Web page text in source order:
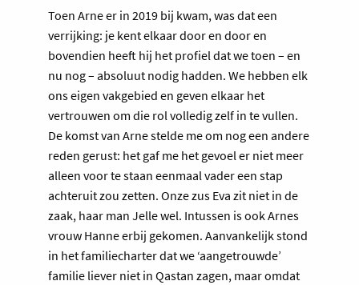
Toen Arne er in 2019 bij kwam, was dat een
verrijking: je kent elkaar door en door en
bovendien heeft hij het profiel dat we toen – en
nu nog – absoluut nodig hadden. We hebben elk
ons eigen vakgebied en geven elkaar het
vertrouwen om die rol volledig zelf in te vullen.
De komst van Arne stelde me om nog een andere
reden gerust: het gaf me het gevoel er niet meer
alleen voor te staan eenmaal vader een stap
achteruit zou zetten. Onze zus Eva zit niet in de
zaak, haar man Jelle wel. Intussen is ook Arnes
vrouw Hanne erbij gekomen. Aanvankelijk stond
in het familiecharter dat we ‘aangetrouwde’
familie liever niet in Qastan zagen, maar omdat